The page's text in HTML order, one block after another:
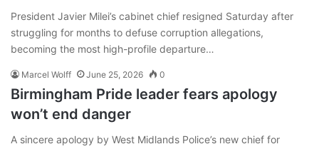
President Javier Milei’s cabinet chief resigned Saturday after
struggling for months to defuse corruption allegations,
becoming the most high-profile departure…
Marcel Wolff June 25, 2026 0
Birmingham Pride leader fears apology
won’t end danger
A sincere apology by West Midlands Police’s new chief for